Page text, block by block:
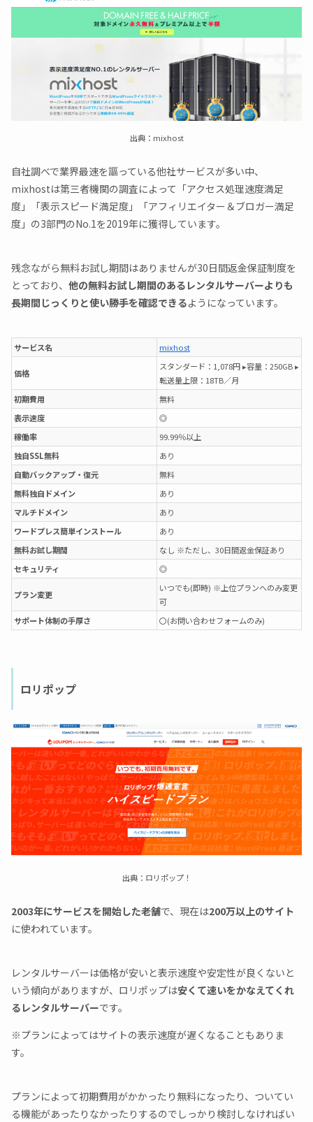
出典：mixhost
自社調べで業界最速を謳っている他社サービスが多い中、
mixhostは第三者機関の調査によって「アクセス処理速度満足
度」「表示スピード満足度」「アフィリエイター＆ブロガー満足
度」の3部門のNo.1を2019年に獲得しています。
残念ながら無料お試し期間はありませんが30日間返金保証制度を
とっており、 他の無料お試し期間のあるレンタルサーバーよりも
長期間じっくりと使い勝手を確認できるようになっています。
サービス名 mixhost
価格
スタンダード：1,078円 ▸容量：250GB ▸
転送量上限：18TB／月
初期費用
無料
表示速度
◎
稼働率
99.99％以上
独自SSL無料
あり
自動バックアップ・復元
無料
無料独自ドメイン
あり
マルチドメイン
あり
ワードプレス簡単インストール
あり
無料お試し期間
なし ※ただし、30日間返金保証あり
セキュリティ
◎
プラン変更
いつでも(即時) ※上位プランへのみ変更
可
サポート体制の手厚さ
〇(お問い合わせフォームのみ)
ロリポップ
出典：ロリポップ！
2003年にサービスを開始した老舗で、現在は200万以上のサイト
に使われています。
レンタルサーバーは価格が安いと表示速度や安定性が良くないと
いう傾向がありますが、ロリポップは安くて速いをかなえてくれ
るレンタルサーバーです。
※プランによってはサイトの表示速度が遅くなることもありま
す。
プランによって初期費用がかかったり無料になったり、ついてい
る機能があったりなかったりするのでしっかり検討しなければい